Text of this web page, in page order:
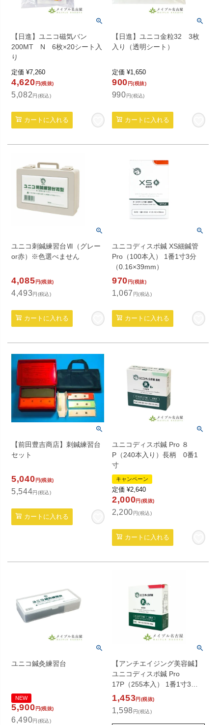
【日進】ユニコ磁気バン
200MT N 6枚×20シート入
り
定価 ¥7,260
4,620 円(税抜)
5,082 円(税込)
カートに入れる
【日進】ユニコ金粒32 3枚
入り（透明シート）
定価 ¥1,650
900 円(税抜)
990 円(税込)
カートに入れる
ユニコ刺鍼練習台Ⅶ（グレー
or赤）※色選べません
4,085 円(税抜)
4,493円(税込)
カートに入れる
ユニコディスポ鍼 XS細鍼管
Pro（100本入） 1番1寸3分
（0.16×39mm）
970 円(税抜)
1,067 円(税込)
カートに入れる
【前田豊吉商店】刺鍼練習台
セット
5,040 円(税抜)
5,544円(税込)
カートに入れる
ユニコディスポ鍼 Pro ８
P（240本入り）長柄 0番1
寸
キャンペーン
定価 ¥2,640
2,000円(税抜)
2,200 円(税込)
カートに入れる
ユニコ鍼灸練習台
NEW
5,900 円(税抜)
6,490円(税込)
【アンチエイジング美容鍼】
ユニコディスポ鍼 Pro
17P（255本入） 1番1寸3分
（0.16×39mm）
1,453円(税抜)
1,598 円(税込)